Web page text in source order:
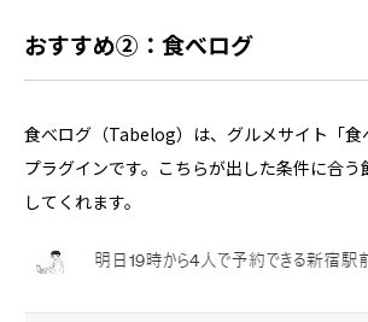
おすすめ②：食べログ
食べログ（Tabelog）は、グルメサイト「食
プラグインです。こちらが出した条件に合
してくれます。